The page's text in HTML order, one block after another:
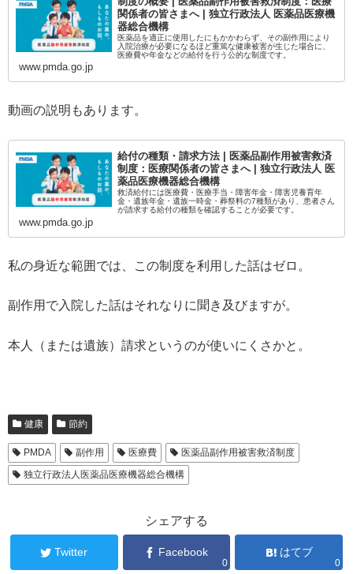
関係者の皆さまへ | 独立行政法人 医薬品医療機
器総合機構
医薬品を適正に使用したにもかかわらず、その副作用により
入院治療が必要になるほど重篤な健康被害が生じた場合に、
医療費や年金などの給付を行う公的な制度です。
www.pmda.go.jp
動画の説明もあります。
給付の種類・請求方法 | 医薬品副作用被害救済
制度：医療関係者の皆さまへ | 独立行政法人 医
薬品医療機器総合機構
救済給付には医療費・医療手当・障害年金・障害児養育年
金・遺族年金・遺族一時金・葬祭料の7種類があり、患者さん
が請求する給付の種類を確認することが必要です。
www.pmda.go.jp
私の身近な範囲では、この制度を利用した話はゼロ。
副作用で入院した話はそれなりに聞き及びますが。
本人（または遺族）請求というのが使いにくさかと。
健康 節約
PMDA 副作用 医療費
医薬品副作用被害救済制度
独立行政法人医薬品医療機器総合機構
シェアする
Twitter Facebook
0
はてブ
0